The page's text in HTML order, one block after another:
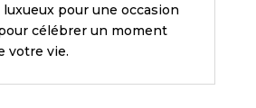
pour une occasion
célébrer un moment
votre vie.